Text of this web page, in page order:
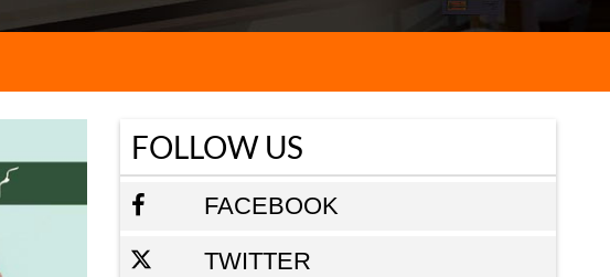
FOLLOW US
FACEBOOK
TWITTER